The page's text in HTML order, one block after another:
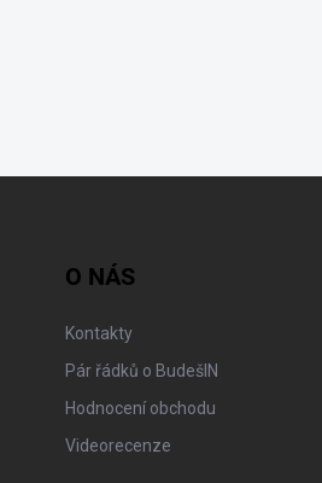
O NÁS
Kontakty
Pár řádků o BudešIN
Hodnocení obchodu
Videorecenze